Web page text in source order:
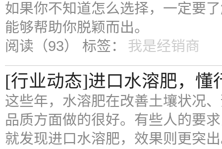
如果你不知道怎么选择，一定要
能够帮助你脱颖而出。
阅读（93） 标签： 我是经销商
[行业动态]进口水溶肥，懂
这些年，水溶肥在改善土壤状况
品质方面做的很好。有些人的要
就发现进口水溶肥，效果则更突